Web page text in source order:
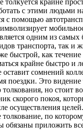
с этими людьми
с помощью
одним из
транспорта, так и
быстрой, как
крайне быстро и
оставит сомнений
поездки. Это
толкования, но стоит
скорого покоя,
осуществления
толкование, по
обязаны приложить